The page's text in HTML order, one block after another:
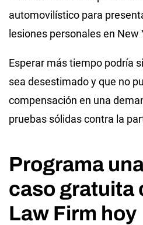
automovilístico para
lesiones personales en New
Esperar más tiempo podría
sea desestimado y que no
compensación en una
pruebas sólidas contra la
Programa
caso gratuita
Law Firm hoy